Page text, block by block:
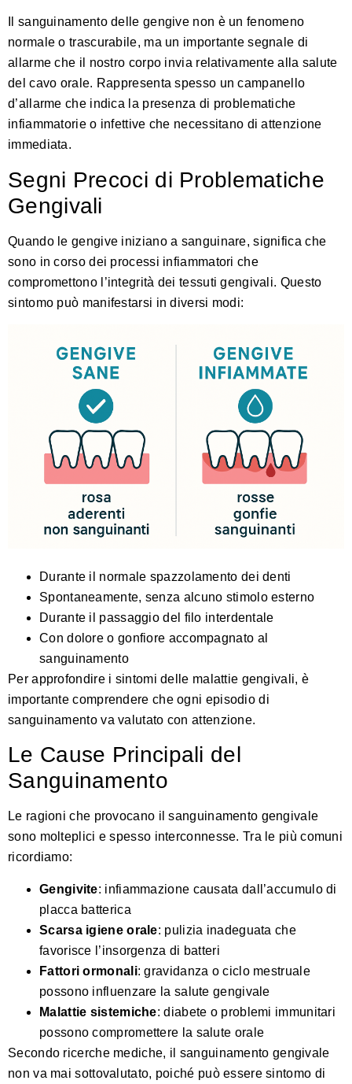
Il sanguinamento delle gengive non è un fenomeno
normale o trascurabile, ma un importante segnale di
allarme che il nostro corpo invia relativamente alla salute
del cavo orale. Rappresenta spesso un campanello
d’allarme che indica la presenza di problematiche
infiammatorie o infettive che necessitano di attenzione
immediata.
Segni Precoci di Problematiche
Gengivali
Quando le gengive iniziano a sanguinare, significa che
sono in corso dei processi infiammatori che
compromettono l’integrità dei tessuti gengivali. Questo
sintomo può manifestarsi in diversi modi:
Durante il normale spazzolamento dei denti
Spontaneamente, senza alcuno stimolo esterno
Durante il passaggio del filo interdentale
Con dolore o gonfiore accompagnato al
sanguinamento
Per approfondire i sintomi delle malattie gengivali, è
importante comprendere che ogni episodio di
sanguinamento va valutato con attenzione.
Le Cause Principali del
Sanguinamento
Le ragioni che provocano il sanguinamento gengivale
sono molteplici e spesso interconnesse. Tra le più comuni
ricordiamo:
Gengivite: infiammazione causata dall’accumulo di
placca batterica
Scarsa igiene orale: pulizia inadeguata che
favorisce l’insorgenza di batteri
Fattori ormonali: gravidanza o ciclo mestruale
possono influenzare la salute gengivale
Malattie sistemiche: diabete o problemi immunitari
possono compromettere la salute orale
Secondo ricerche mediche, il sanguinamento gengivale
non va mai sottovalutato, poiché può essere sintomo di